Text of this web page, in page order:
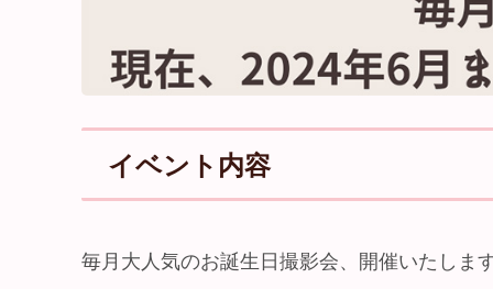
イベント内容
毎月大人気のお誕生日撮影会、開催いたします